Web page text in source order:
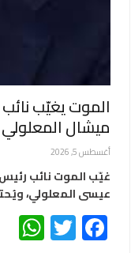
الموت يغيّب
ميشال المعلولي
أغسطس 5, 2026
غيّب الموت نائب
عيسى المعلولي،
Facebook